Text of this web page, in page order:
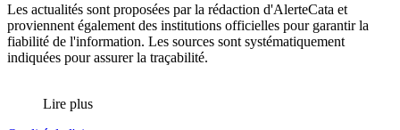
Les actualités sont proposées par la rédaction d'AlerteCata et
proviennent également des institutions officielles pour garantir la
fiabilité de l'information. Les sources sont systématiquement
indiquées pour assurer la traçabilité.
Lire plus